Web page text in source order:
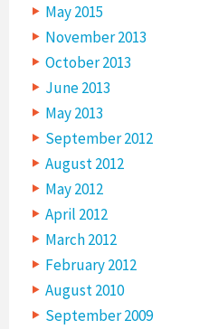
May 2015
November 2013
October 2013
June 2013
May 2013
September 2012
August 2012
May 2012
April 2012
March 2012
February 2012
August 2010
September 2009